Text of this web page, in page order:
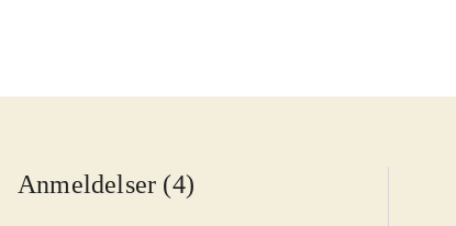
Anmeldelser (4)